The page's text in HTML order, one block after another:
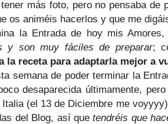
más foto, pero no pensaba de
os animéis hacerlos y que me
la Entrada de hoy mis
y son muy fáciles de preparar;
la receta para adaptarla mejor a
semana de poder terminar la
desaparecida últimamente,
(el 13 de Diciembre me
del Blog, así quetendréis que